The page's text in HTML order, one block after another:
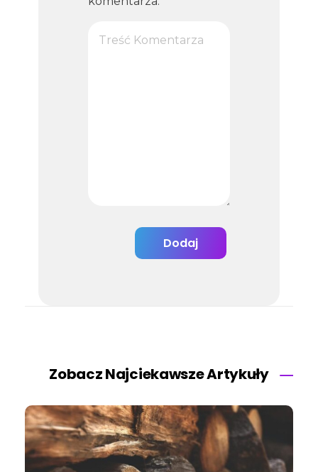
Zobacz Najciekawsze Artykuły